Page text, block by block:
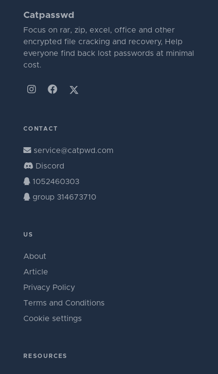
Catpasswd
Focus on rar, zip, excel, office and other
encrypted file cracking and recovery, Help
everyone find back lost passwords at minimal
cost.
CONTACT
service@catpwd.com
Discord
1052460303
group 314673710
US
About
Article
Privacy Policy
Terms and Conditions
Cookie settings
RESOURCES